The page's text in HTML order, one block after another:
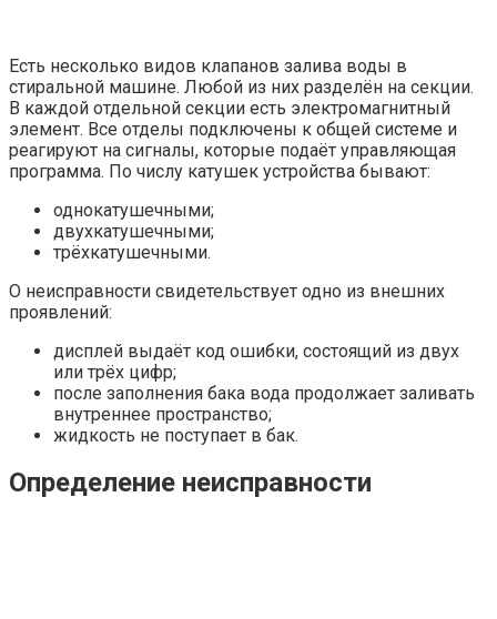
Есть несколько видов клапанов залива воды в
стиральной машине. Любой из них разделён на секции.
В каждой отдельной секции есть электромагнитный
элемент. Все отделы подключены к общей системе и
реагируют на сигналы, которые подаёт управляющая
программа. По числу катушек устройства бывают:
однокатушечными;
двухкатушечными;
трёхкатушечными.
О неисправности свидетельствует одно из внешних
проявлений:
дисплей выдаёт код ошибки, состоящий из двух
или трёх цифр;
после заполнения бака вода продолжает заливать
внутреннее пространство;
жидкость не поступает в бак.
Определение неисправности